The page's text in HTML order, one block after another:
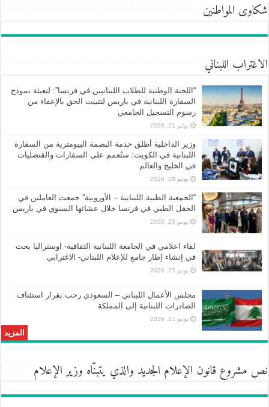
شكاوى المواطنين
الاغتراب اللبناني
المزيد
“اللجنة الوطنية للطلاب اللبنانيين في فرنسا”: لتعبئة نموذج
السفارة اللبنانية في باريس لتثبيت الحق بالإعفاء من
رسوم التسجيل الجامعي
يوليو 21, 2026
وزير الداخلية أطلق خدمة البصمة البيومترية من السفارة
اللبنانية في الكويت: ستُعمم على السفارات والقنصليات
في الخليج والعالم
يونيو 28, 2026
“الجمعية الطبية اللبنانية – الأوروبية” جمعت العاملين في
الحقل الطبي في فرنسا خلال عشائها السنوي في باريس
يونيو 23, 2026
لقاء اعلامي في الجامعة اللبنانية الثقافية- اوستراليا بحث
في إنشاء إطار جامع للإعلام اللبناني- الاغترابي
يونيو 15, 2026
مجلس الأعمال اللبناني – السعودي رحب بقرار استئناف
الصادرات اللبنانية إلى المملكة
يونيو 11, 2026
نص مشروع قانون الإعلام الجديد والذي يتبنّاه وزير الإعلام